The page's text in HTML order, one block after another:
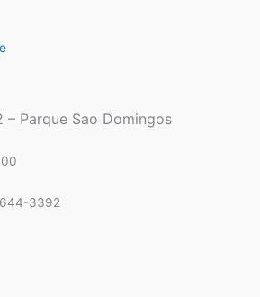
– Parque Sao Domingos
3392